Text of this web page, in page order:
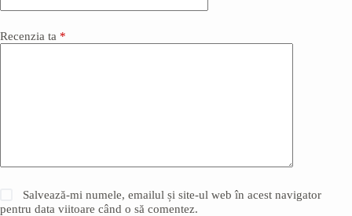
Recenzia ta *
Salvează-mi numele, emailul și site-ul web în acest navigator
pentru data viitoare când o să comentez.